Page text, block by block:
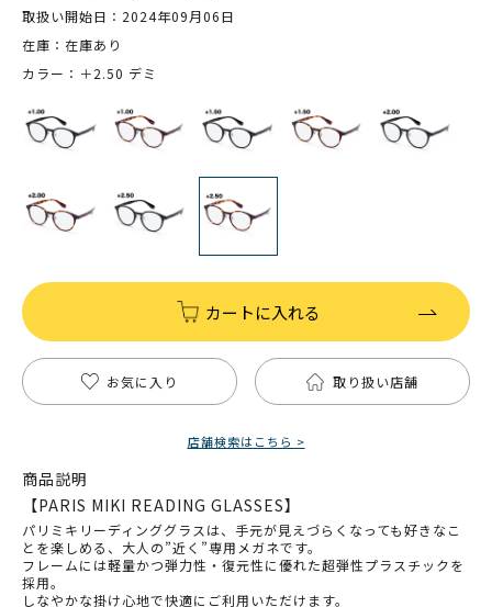
取扱い開始日：2024年09月06日
在庫：在庫あり
カラー：＋2.50 デミ
カートに入れる
お気に入り 取り扱い店舗
店舗検索はこちら >
商品説明
【PARIS MIKI READING GLASSES】
パリミキリーディンググラスは、手元が見えづらくなっても好きなこ
とを楽しめる、大人の”近く”専用メガネです。
フレームには軽量かつ弾力性・復元性に優れた超弾性プラスチックを
採用。
しなやかな掛け心地で快適にご利用いただけます。